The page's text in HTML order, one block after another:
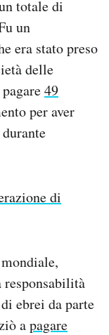
totale di
un
era stato preso
delle
49
per aver
di
responsabilità
ebrei da parte
apagare